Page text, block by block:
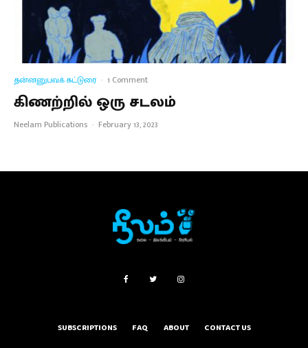
தன்னனுபவக் கட்டுரை · 1 Comment
கிணற்றில் ஒரு சடலம்
Neelam Publications · February 13, 2023
SUBSCRIPTIONS FAQ ABOUT CONTACT US